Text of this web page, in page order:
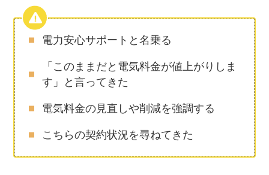
電力安心サポートと名乗る
「このままだと電気料金が値上がりしま
す」と言ってきた
電気料金の見直しや削減を強調する
こちらの契約状況を尋ねてきた